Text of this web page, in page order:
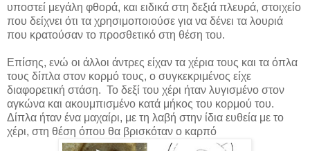
υποστεί μεγάλη φθορά, και ειδικά στη δεξιά πλευρά, στοιχείο
που δείχνει ότι τα χρησιμοποιούσε για να δένει τα λουριά
που κρατούσαν το προσθετικό στη θέση του.
Επίσης, ενώ οι άλλοι άντρες είχαν τα χέρια τους και τα όπλα
τους δίπλα στον κορμό τους, ο συγκεκριμένος είχε
διαφορετική στάση. Το δεξί του χέρι ήταν λυγισμένο στον
αγκώνα και ακουμπισμένο κατά μήκος του κορμού του.
Δίπλα ήταν ένα μαχαίρι, με τη λαβή στην ίδια ευθεία με το
χέρι, στη θέση όπου θα βρισκόταν ο καρπό